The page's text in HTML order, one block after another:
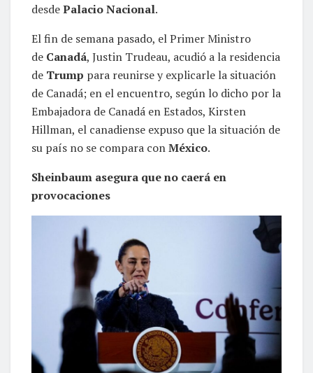
desdePalacio Nacional.
El fin de semana pasado, el Primer Ministro
de Canadá, Justin Trudeau, acudió a la residencia
de Trump para reunirse y explicarle la situación
de Canadá; en el encuentro, según lo dicho por la
Embajadora de Canadá en Estados, Kirsten
Hillman, el canadiense expuso que la situación de
su país no se compara conMéxico.
Sheinbaum asegura que no caerá en
provocaciones